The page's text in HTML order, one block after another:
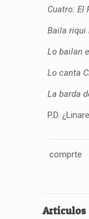
Cuatro: El
Baila riqui
Lo bailan
Lo canta
La barda
P.D.
comprte
Artículos